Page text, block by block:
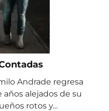
Andrade regresa
alejados de su
rotos y…